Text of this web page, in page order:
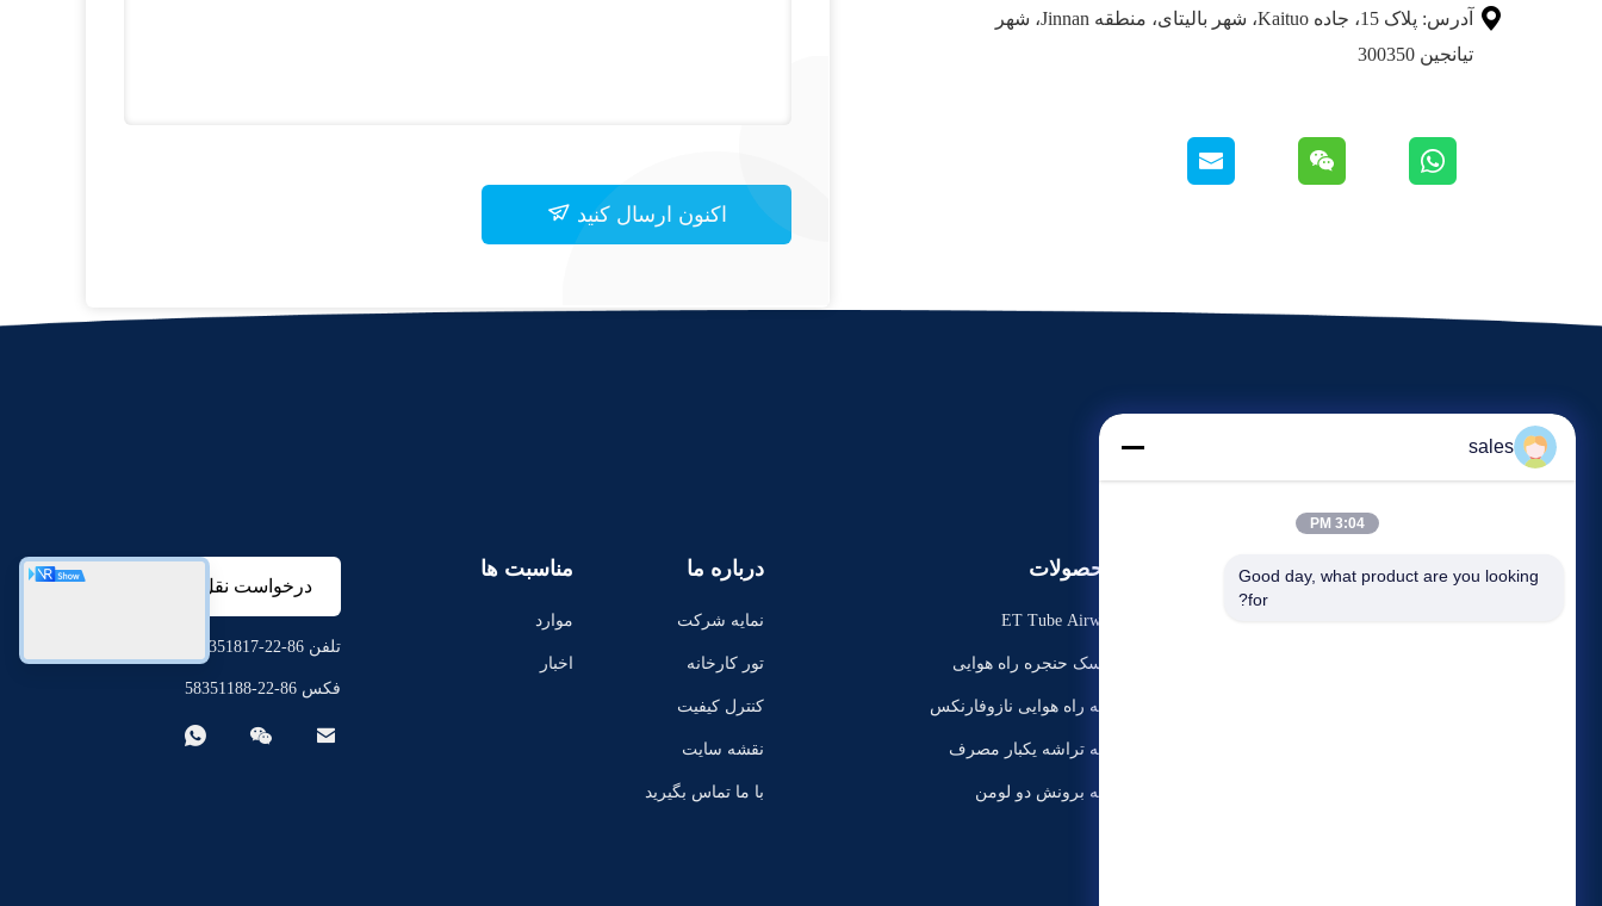

آدرس: پلاک 15، جاده Kaituo، شهر بالیتای، منطقه Jinnan، شهر
تیانجین 300350
اکنون ارسال کنید
محصولات
ET Tube Airway
ماسک حنجره راه هوایی
لوله راه هوایی نازوفارنکس
لوله تراشه یکبار مصرف
لوله برونش دو لومن
درباره ما
نمایه شرکت
تور کارخانه
کنترل کیفیت
نقشه سایت
با ما تماس بگیرید
مناسبت ها
موارد
اخبار
درخواست نقل قول
تلفن 86-22-58351817
فکس 86-22-58351188
  
sales
3:04 PM
Good day, what product are you looking
for?